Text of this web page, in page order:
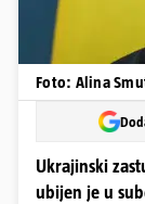
Foto: Alina
Ukrajinski
ubijen je u